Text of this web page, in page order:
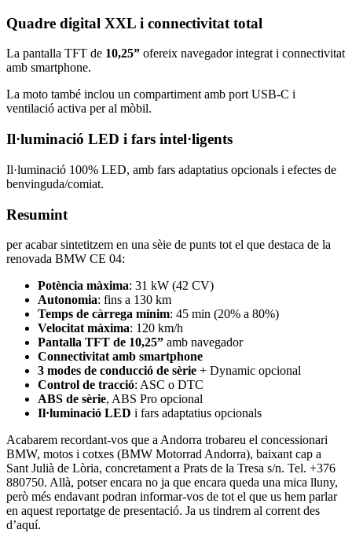
Quadre digital XXL i connectivitat total
La pantalla TFT de 10,25” ofereix navegador integrat i connectivitat
amb smartphone.
La moto també inclou un compartiment amb port USB-C i
ventilació activa per al mòbil.
Il·luminació LED i fars intel·ligents
Il·luminació 100% LED, amb fars adaptatius opcionals i efectes de
benvinguda/comiat.
Resumint
per acabar sintetitzem en una sèie de punts tot el que destaca de la
renovada BMW CE 04:
Potència màxima: 31 kW (42 CV)
Autonomia: fins a 130 km
Temps de càrrega mínim: 45 min (20% a 80%)
Velocitat màxima: 120 km/h
Pantalla TFT de 10,25” amb navegador
Connectivitat amb smartphone
3 modes de conducció de sèrie + Dynamic opcional
Control de tracció: ASC o DTC
ABS de sèrie, ABS Pro opcional
Il·luminació LED i fars adaptatius opcionals
Acabarem recordant-vos que a Andorra trobareu el concessionari
BMW, motos i cotxes (BMW Motorrad Andorra), baixant cap a
Sant Julià de Lòria, concretament a Prats de la Tresa s/n. Tel. +376
880750. Allà, potser encara no ja que encara queda una mica lluny,
però més endavant podran informar-vos de tot el que us hem parlar
en aquest reportatge de presentació. Ja us tindrem al corrent des
d’aquí.